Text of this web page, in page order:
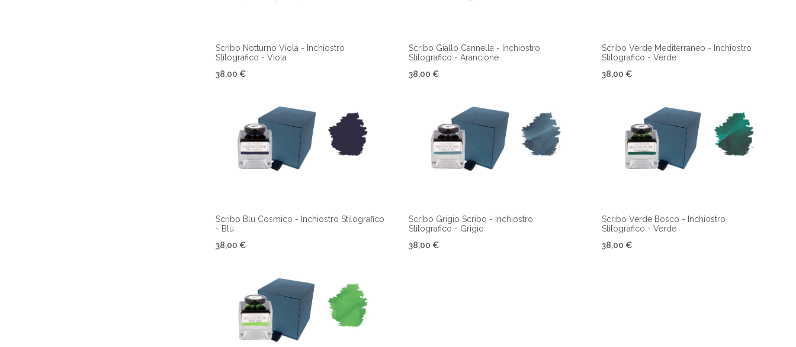
Scribo Notturno Viola - Inchiostro
Stilografico - Viola
38,00 €
Scribo Giallo Cannella - Inchiostro
Stilografico - Arancione
38,00 €
Scribo Verde Mediterraneo - Inchiostro
Stilografico - Verde
38,00 €
Scribo Blu Cosmico - Inchiostro Stilografico
- Blu
38,00 €
Scribo Grigio Scribo - Inchiostro
Stilografico - Grigio
38,00 €
Scribo Verde Bosco - Inchiostro
Stilografico - Verde
38,00 €